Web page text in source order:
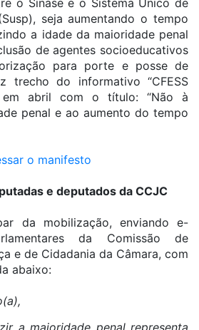
o Sinase e o Sistema Único de
seja aumentando o tempo
a idade da maioridade penal
de agentes socioeducativos
para porte e posse de
trecho do informativo “CFESS
em abril com o título: “Não à
penal e ao aumento do tempo
o manifesto
e deputados da CCJC
da mobilização, enviando e-
da Comissão de
e de Cidadania da Câmara, com
abaixo: